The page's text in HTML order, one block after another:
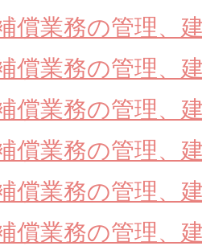
償業務の管理、
償業務の管理、
償業務の管理、
償業務の管理、
償業務の管理、
償業務の管理、